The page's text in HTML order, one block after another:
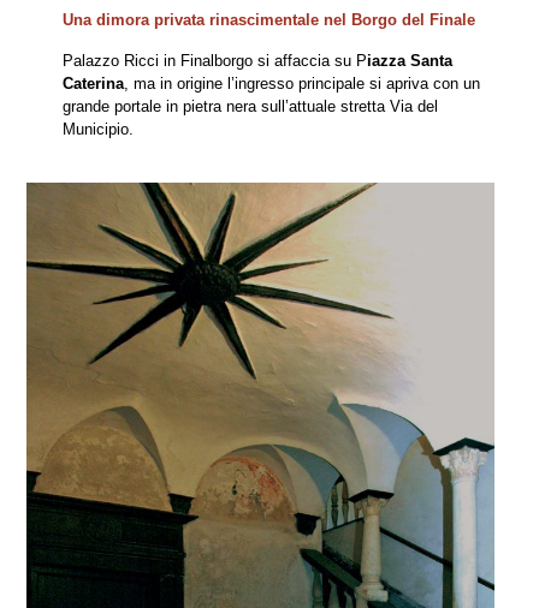
Una dimora privata rinascimentale nel Borgo del Finale
Palazzo Ricci in Finalborgo si affaccia su Piazza Santa
Caterina, ma in origine l’ingresso principale si apriva con un
grande portale in pietra nera sull’attuale stretta Via del
Municipio.